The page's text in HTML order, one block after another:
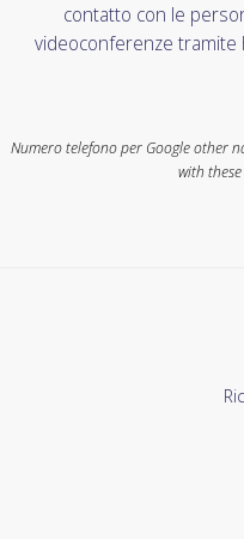
contatto con le
videoconferenze tramite
Numero telefono per Google other
with